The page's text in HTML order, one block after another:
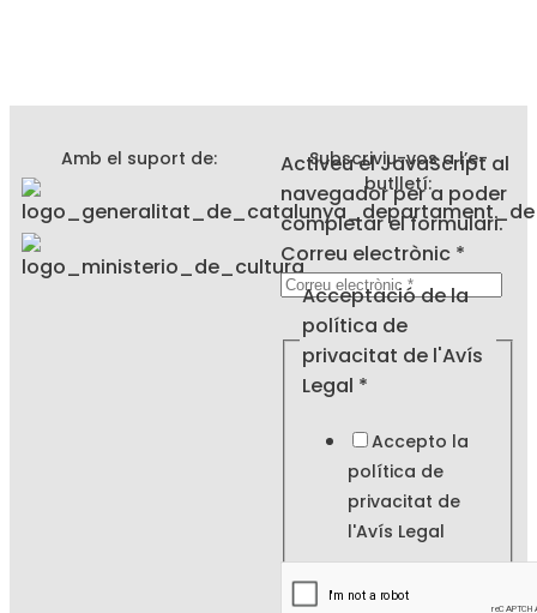
Amb el suport de:
Subscriviu-vos a l’e-
butlletí:
Activeu el JavaScript al
navegador per a poder
completar el formulari.
Correu electrònic *
Correu
privacitat
Acceptació de la
política de
privacitat de l'Avís
Legal *
Accepto la
política de
privacitat de
l'Avís Legal